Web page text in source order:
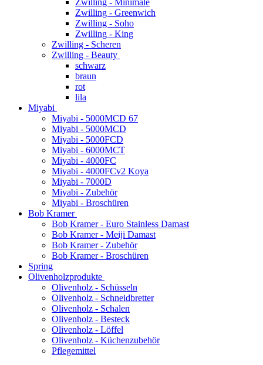
Zwilling - Minimale
Zwilling - Greenwich
Zwilling - Soho
Zwilling - King
Zwilling - Scheren
Zwilling - Beauty
schwarz
braun
rot
lila
Miyabi
Miyabi - 5000MCD 67
Miyabi - 5000MCD
Miyabi - 5000FCD
Miyabi - 6000MCT
Miyabi - 4000FC
Miyabi - 4000FCv2 Koya
Miyabi - 7000D
Miyabi - Zubehör
Miyabi - Broschüren
Bob Kramer
Bob Kramer - Euro Stainless Damast
Bob Kramer - Meiji Damast
Bob Kramer - Zubehör
Bob Kramer - Broschüren
Spring
Olivenholzprodukte
Olivenholz - Schüsseln
Olivenholz - Schneidbretter
Olivenholz - Schalen
Olivenholz - Besteck
Olivenholz - Löffel
Olivenholz - Küchenzubehör
Pflegemittel